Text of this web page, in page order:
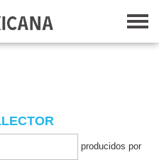
producidos por